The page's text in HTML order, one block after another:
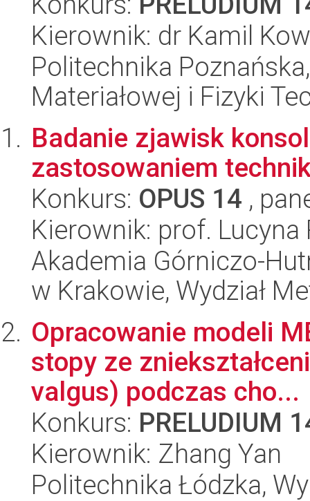
Kierownik: dr Kamil
Politechnika
Materiałowej i Fizyki
Badanie zjawisk
zastosowaniem
Konkurs: OPUS 14 ,
Kierownik: prof.
Akademia Górniczo-
w Krakowie, Wydział
Opracowanie modeli
stopy ze
valgus) podczas cho...
Konkurs: PRELUDIUM
Kierownik: Zhang Yan
Politechnika Łódzka,